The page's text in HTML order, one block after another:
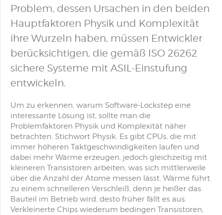
Problem, dessen Ursachen in den beiden
Hauptfaktoren Physik und Komplexität
ihre Wurzeln haben, müssen Entwickler
berücksichtigen, die gemäß ISO 26262
sichere Systeme mit ASIL-Einstufung
entwickeln.
Um zu erkennen, warum Software-Lockstep eine
interessante Lösung ist, sollte man die
Problemfaktoren Physik und Komplexität näher
betrachten. Stichwort Physik: Es gibt CPUs, die mit
immer höheren Taktgeschwindigkeiten laufen und
dabei mehr Wärme erzeugen, jedoch gleichzeitig mit
kleineren Transistoren arbeiten, was sich mittlerweile
über die Anzahl der Atome messen lässt. Wärme führt
zu einem schnelleren Verschleiß, denn je heißer das
Bauteil im Betrieb wird, desto früher fällt es aus.
Verkleinerte Chips wiederum bedingen Transistoren,